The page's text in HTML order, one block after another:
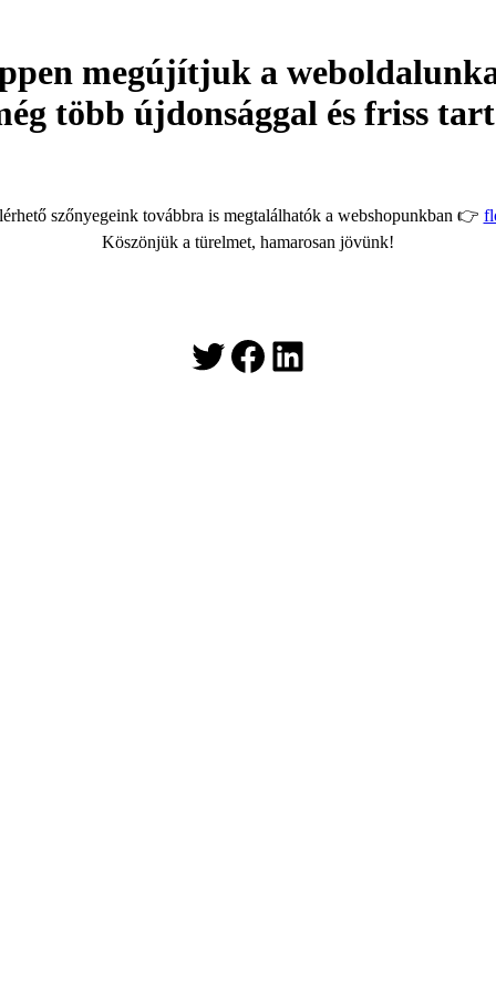
megújítjuk a
több újdonsággal és friss
szőnyegeink továbbra is megtalálhatók a webshopunkban 👉
Köszönjük a türelmet, hamarosan jövünk!
Twitter
Facebook
LinkedIn